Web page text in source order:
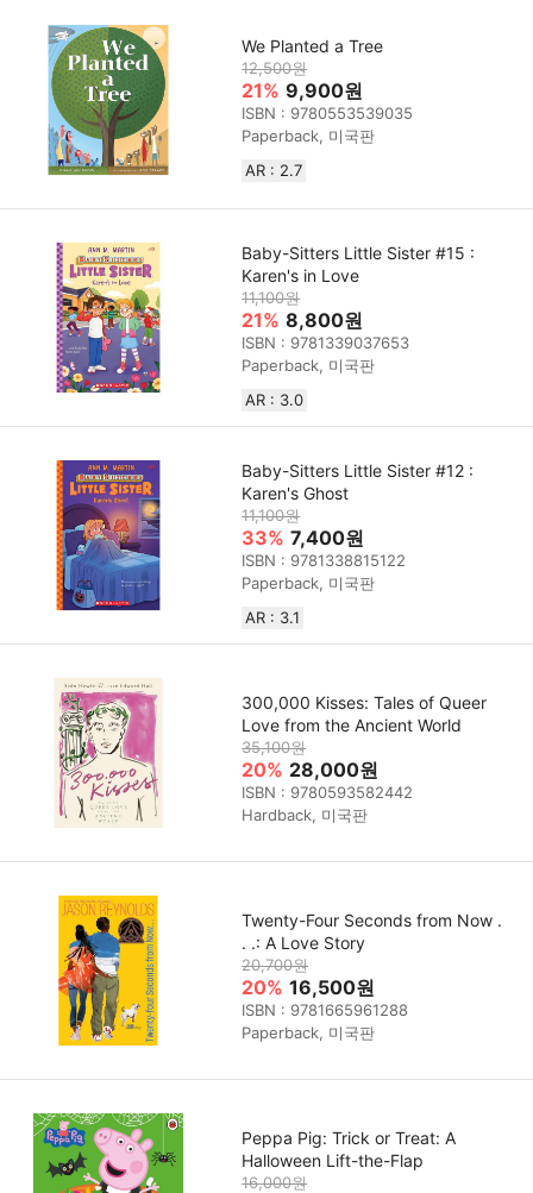
We Planted a Tree
12,500원
21% 9,900원
ISBN : 9780553539035
Paperback, 미국판
AR : 2.7
Baby-Sitters Little Sister #15 :
Karen's in Love
11,100원
21% 8,800원
ISBN : 9781339037653
Paperback, 미국판
AR : 3.0
Baby-Sitters Little Sister #12 :
Karen's Ghost
11,100원
33% 7,400원
ISBN : 9781338815122
Paperback, 미국판
AR : 3.1
300,000 Kisses: Tales of Queer
Love from the Ancient World
35,100원
20% 28,000원
ISBN : 9780593582442
Hardback, 미국판
Twenty-Four Seconds from Now .
. .: A Love Story
20,700원
20% 16,500원
ISBN : 9781665961288
Paperback, 미국판
Peppa Pig: Trick or Treat: A
Halloween Lift-the-Flap
16,000원